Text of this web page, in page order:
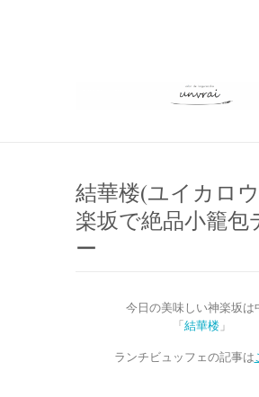
結華楼(ユイカロ
楽坂で絶品小籠包
ー
今日の美味しい神楽坂は
「結華楼」
ランチビュッフェの記事は